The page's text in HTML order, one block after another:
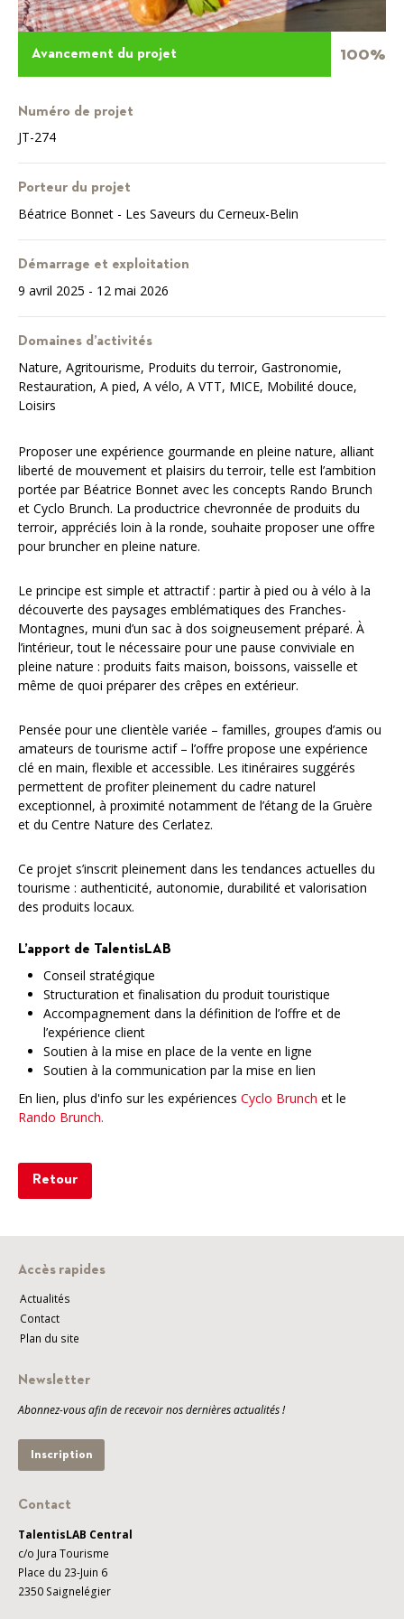
Avancement du projet 100%
Numéro de projet
JT-274
Porteur du projet
Béatrice Bonnet - Les Saveurs du Cerneux-Belin
Démarrage et exploitation
9 avril 2025 - 12 mai 2026
Domaines d’activités
Nature, Agritourisme, Produits du terroir, Gastronomie,
Restauration, A pied, A vélo, A VTT, MICE, Mobilité douce,
Loisirs
Proposer une expérience gourmande en pleine nature, alliant
liberté de mouvement et plaisirs du terroir, telle est l’ambition
portée par Béatrice Bonnet avec les concepts Rando Brunch
et Cyclo Brunch. La productrice chevronnée de produits du
terroir, appréciés loin à la ronde, souhaite proposer une offre
pour bruncher en pleine nature.
Le principe est simple et attractif : partir à pied ou à vélo à la
découverte des paysages emblématiques des Franches-
Montagnes, muni d’un sac à dos soigneusement préparé. À
l’intérieur, tout le nécessaire pour une pause conviviale en
pleine nature : produits faits maison, boissons, vaisselle et
même de quoi préparer des crêpes en extérieur.
Pensée pour une clientèle variée – familles, groupes d’amis ou
amateurs de tourisme actif – l’offre propose une expérience
clé en main, flexible et accessible. Les itinéraires suggérés
permettent de profiter pleinement du cadre naturel
exceptionnel, à proximité notamment de l’étang de la Gruère
et du Centre Nature des Cerlatez.
Ce projet s’inscrit pleinement dans les tendances actuelles du
tourisme : authenticité, autonomie, durabilité et valorisation
des produits locaux.
L’apport de TalentisLAB
Conseil stratégique
Structuration et finalisation du produit touristique
Accompagnement dans la définition de l’offre et de
l’expérience client
Soutien à la mise en place de la vente en ligne
Soutien à la communication par la mise en lien
En lien, plus d'info sur les expériences Cyclo Brunch et le
Rando Brunch.
Retour
Accès rapides
Actualités
Contact
Plan du site
Newsletter
Abonnez-vous afin de recevoir nos dernières actualités !
Inscription
Contact
TalentisLAB Central
c/o Jura Tourisme
Place du 23-Juin 6
2350 Saignelégier